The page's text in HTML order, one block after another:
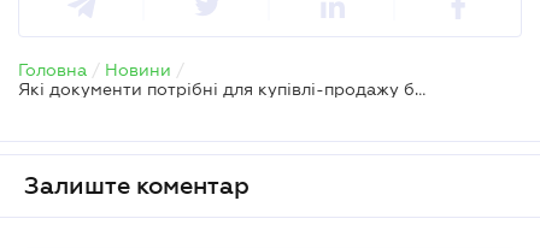
Головна / Новини /
Які документи потрібні для купівлі-продажу будинку
Залиште коментар